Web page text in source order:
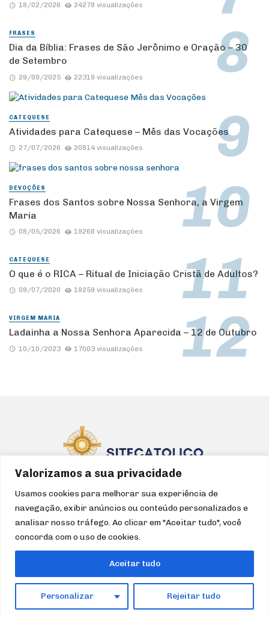
Valorizamos a sua privacidade
Usamos cookies para melhorar sua experiência de
navegação, exibir anúncios ou conteúdo personalizados e
analisar nosso tráfego. Ao clicar em "Aceitar tudo", você
concorda com o uso de cookies.
Personalizar Rejeitar tudo
Aceitar tudo
18/02/2026 24278 visualizações
FRASES
Dia da Bíblia: Frases de São Jerônimo e Oração – 30
de Setembro
29/09/2025 22319 visualizações
CATEQUESE
Atividades para Catequese – Mês das Vocações
27/07/2026 20814 visualizações
DEVOÇÕES
Frases dos Santos sobre Nossa Senhora, a Virgem
Maria
08/05/2026 19268 visualizações
CATEQUESE
O que é o RICA – Ritual de Iniciação Cristã de Adultos?
09/07/2020 19259 visualizações
VIRGEM MARIA
Ladainha a Nossa Senhora Aparecida – 12 de Outubro
10/10/2023 17003 visualizações
HOME IGREJA CATEQUESE LITURGIA
DEVOÇÕES
FILMES/SÉRIES
ÁUDIO
QUEM SOMOS
Formação e Evangelização
Para uma experiência
profunda do
Amor de Deus Acesse, divulgue, evangelize